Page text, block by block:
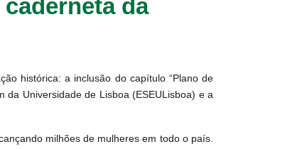
da
histórica: a inclusão do capítulo “Plano de
da Universidade de Lisboa (ESEULisboa) e a
milhões de mulheres em todo o país.